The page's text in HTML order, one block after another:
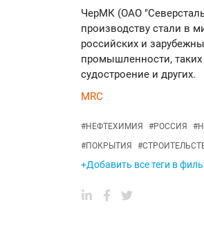
ЧерМК (ОАО
производству стали в
российских и
промышленности,
судостроение и других.
MRC
#НЕФТЕХИМИЯ #РОССИЯ #
#ПОКРЫТИЯ #
+Добавить все теги в